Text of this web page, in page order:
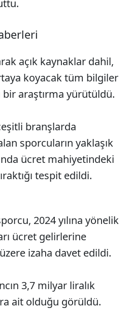
Sesi Aç
açık kaynaklar dahil,
koyacak tüm bilgiler
araştırma yürütüldü.
branşlarda
sporcuların yaklaşık
ücret mahiyetindeki
tespit edildi.
2024 yılına yönelik
ücret gelirlerine
izaha davet edildi.
3,7 milyar liralık
ait olduğu görüldü.